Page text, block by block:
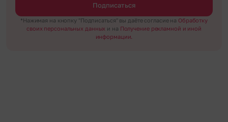
Подписаться
*Нажимая на кнопку "Подписаться" вы даёте согласие на Обработку
своих персональных данных и на Получение рекламной и иной
информации.